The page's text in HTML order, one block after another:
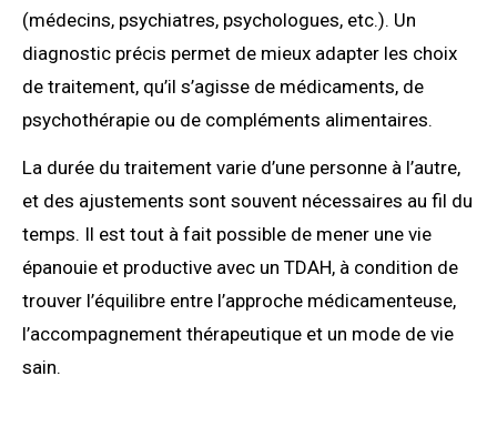
(médecins, psychiatres, psychologues, etc.). Un
diagnostic précis permet de mieux adapter les choix
de traitement, qu’il s’agisse de médicaments, de
psychothérapie ou de compléments alimentaires.
La durée du traitement varie d’une personne à l’autre,
et des ajustements sont souvent nécessaires au fil du
temps. Il est tout à fait possible de mener une vie
épanouie et productive avec un TDAH, à condition de
trouver l’équilibre entre l’approche médicamenteuse,
l’accompagnement thérapeutique et un mode de vie
sain.